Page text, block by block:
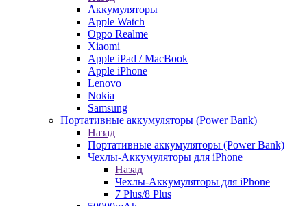
Аккумуляторы
Apple Watch
Oppo Realme
Xiaomi
Apple iPad / MacBook
Apple iPhone
Lenovo
Nokia
Samsung
Портативные аккумуляторы (Power Bank)
Назад
Портативные аккумуляторы (Power Bank)
Чехлы-Аккумуляторы для iPhone
Назад
Чехлы-Аккумуляторы для iPhone
7 Plus/8 Plus